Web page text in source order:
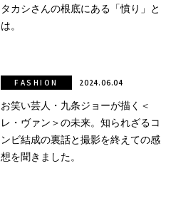
タカシさんの根底にある「憤り」と
は。
お笑い芸人・九条ジョーが描く＜
レ・ヴァン＞の未来。知られざるコ
ンビ結成の裏話と撮影を終えての感
想を聞きました。
FASHION 2024.06.04